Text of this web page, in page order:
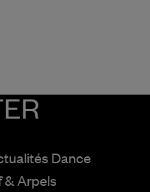
Dance
& Arpels